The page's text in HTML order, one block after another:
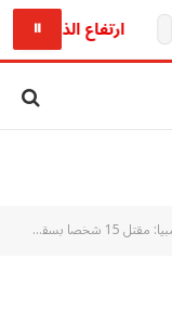
ارتفاع الذهب ⏸
نائب ومرشح سياسي